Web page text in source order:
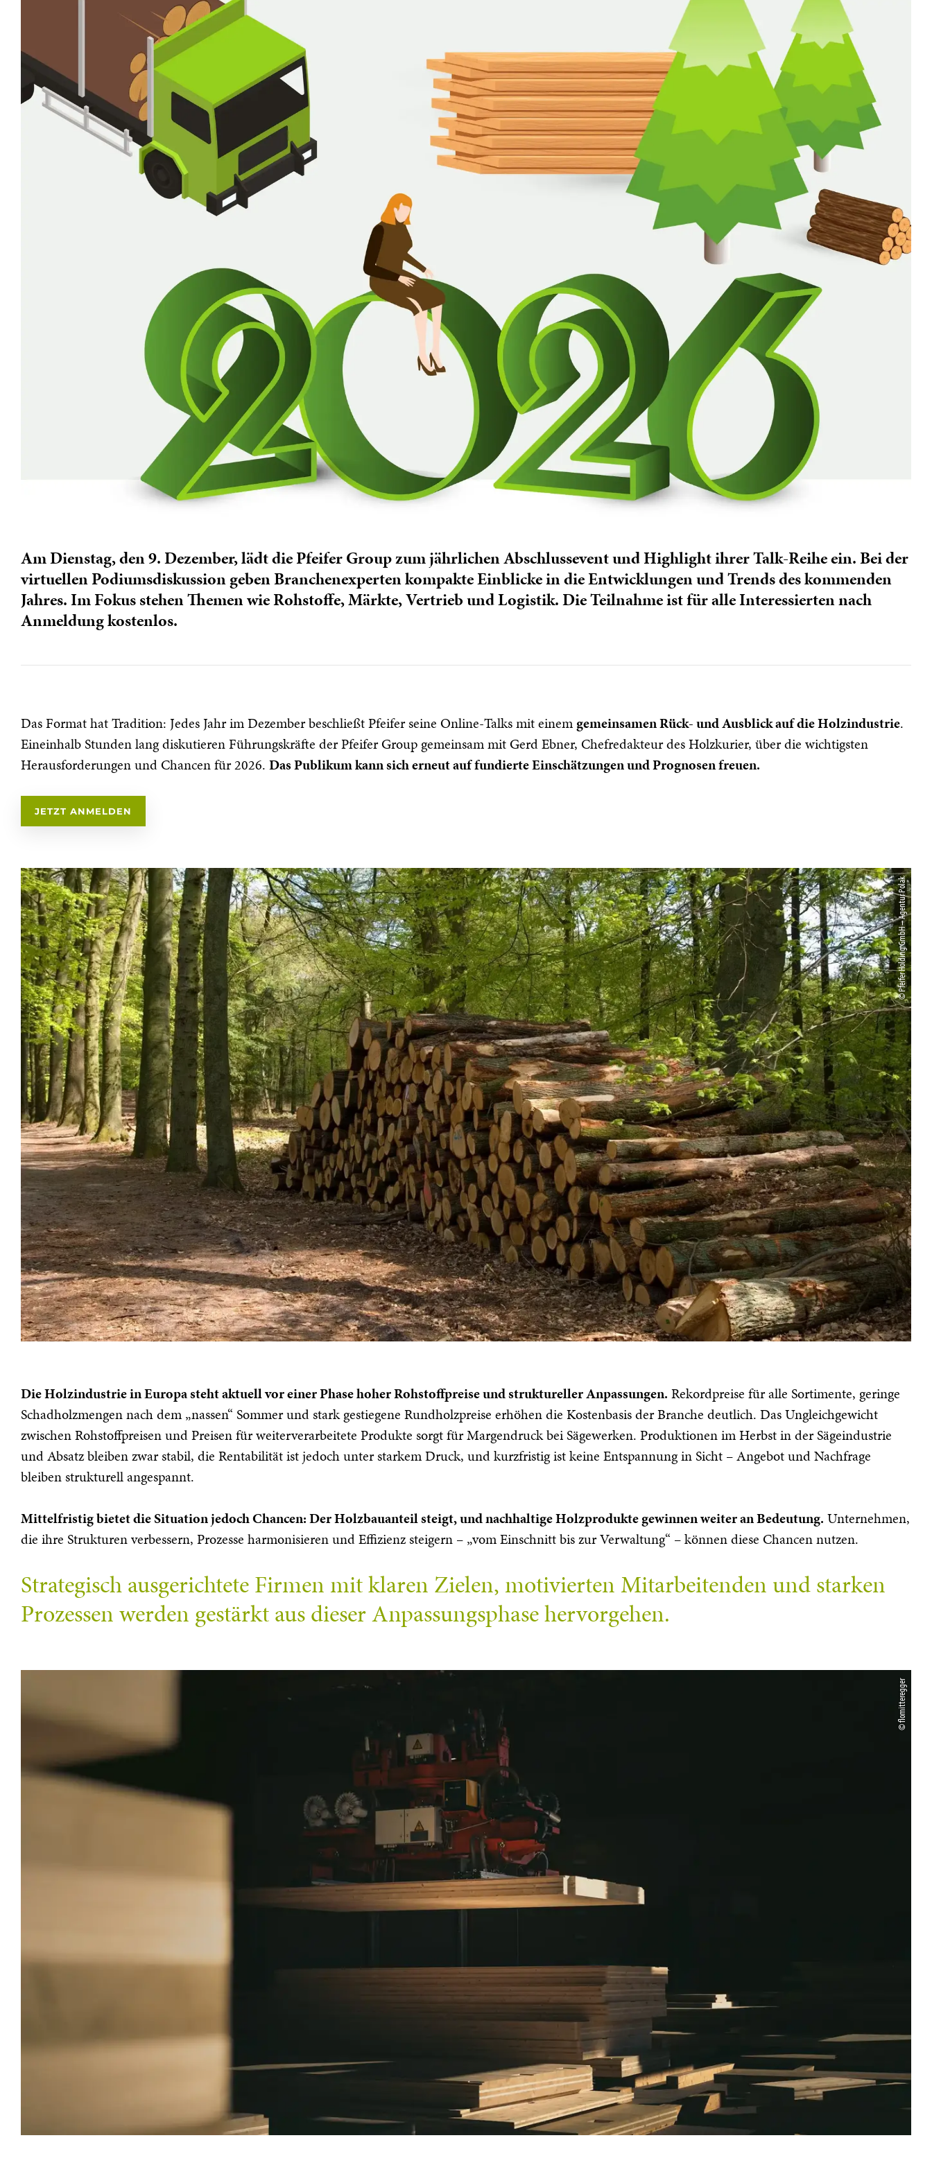
Am Dienstag, den 9. Dezember, lädt die Pfeifer Group zum jährlichen Abschlussevent und Highlight ihrer Talk-Reihe ein. Bei der
virtuellen Podiumsdiskussion geben Branchenexperten kompakte Einblicke in die Entwicklungen und Trends des kommenden
Jahres. Im Fokus stehen Themen wie Rohstoffe, Märkte, Vertrieb und Logistik. Die Teilnahme ist für alle Interessierten nach
Anmeldung kostenlos.
Das Format hat Tradition: Jedes Jahr im Dezember beschließt Pfeifer seine Online-Talks mit einem gemeinsamen Rück- und Ausblick auf die Holzindustrie.
Eineinhalb Stunden lang diskutieren Führungskräfte der Pfeifer Group gemeinsam mit Gerd Ebner, Chefredakteur des Holzkurier, über die wichtigsten
Herausforderungen und Chancen für 2026. Das Publikum kann sich erneut auf fundierte Einschätzungen und Prognosen freuen.
JETZT ANMELDEN
© Pfeifer Holding GmbH – Agentur Polak
Die Holzindustrie in Europa steht aktuell vor einer Phase hoher Rohstoffpreise und struktureller Anpassungen. Rekordpreise für alle Sortimente, geringe
Schadholzmengen nach dem „nassen“ Sommer und stark gestiegene Rundholzpreise erhöhen die Kostenbasis der Branche deutlich. Das Ungleichgewicht
zwischen Rohstoffpreisen und Preisen für weiterverarbeitete Produkte sorgt für Margendruck bei Sägewerken. Produktionen im Herbst in der Sägeindustrie
und Absatz bleiben zwar stabil, die Rentabilität ist jedoch unter starkem Druck, und kurzfristig ist keine Entspannung in Sicht – Angebot und Nachfrage
bleiben strukturell angespannt.
Mittelfristig bietet die Situation jedoch Chancen: Der Holzbauanteil steigt, und nachhaltige Holzprodukte gewinnen weiter an Bedeutung. Unternehmen,
die ihre Strukturen verbessern, Prozesse harmonisieren und Effizienz steigern – „vom Einschnitt bis zur Verwaltung“ – können diese Chancen nutzen.
Strategisch ausgerichtete Firmen mit klaren Zielen, motivierten Mitarbeitenden und starken
Prozessen werden gestärkt aus dieser Anpassungsphase hervorgehen.
© flomitteregger